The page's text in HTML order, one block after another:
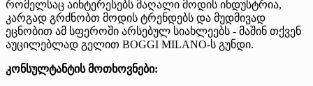
რომელსაც აინტერესებს მაღალი მოდის ინდუსტრია,
კარგად გრძნობთ მოდის ტრენდებს და მუდმივად
ეცნობით ამ სფეროში არსებულ სიახლეებს - მაშინ თქვენ
აუცილებლად გელით BOGGI MILANO-ს გუნდი.
კონსულტანტის მოთხოვნები: